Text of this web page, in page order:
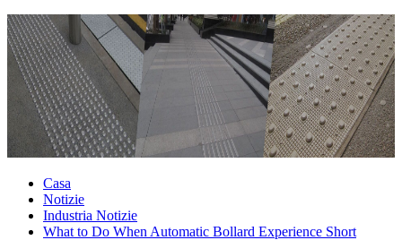
Casa
Notizie
Industria Notizie
What to Do When Automatic Bollard Experience Short